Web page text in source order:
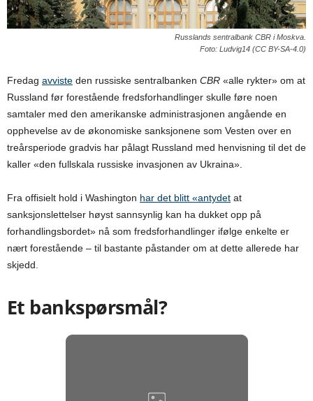
Russlands sentralbank CBR i Moskva.
Foto: Ludvig14 (CC BY-SA-4.0)
Fredag avviste den russiske sentralbanken CBR «alle rykter» om at
Russland før forestående fredsforhandlinger skulle føre noen
samtaler med den amerikanske administrasjonen angående en
opphevelse av de økonomiske sanksjonene som Vesten over en
treårsperiode gradvis har pålagt Russland med henvisning til det de
kaller «den fullskala russiske invasjonen av Ukraina».
Fra offisielt hold i Washington har det blitt «antydet at
sanksjonslettelser høyst sannsynlig kan ha dukket opp på
forhandlingsbordet» nå som fredsforhandlinger ifølge enkelte er
nært forestående – til bastante påstander om at dette allerede har
skjedd.
Et bankspørsmål?